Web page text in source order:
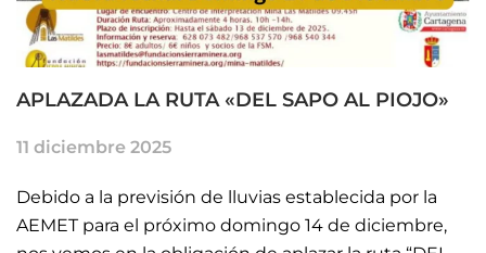
APLAZADA LA RUTA «DEL SAPO AL PIOJO»
11 diciembre 2025
Debido a la previsión de lluvias establecida por la
AEMET para el próximo domingo 14 de diciembre,